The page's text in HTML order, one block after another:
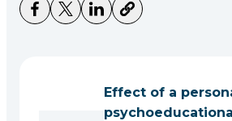
Effect of a